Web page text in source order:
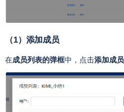
（1）添加成员
在成员列表的弹框中，点击添加成员